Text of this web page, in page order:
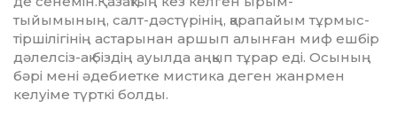
тыйымының, салт-дәстүрінің, қарапайым тұр­мыс-
тіршілігінің астарынан аршып алын­ған миф ешбір
дәлелсіз-ақ біздің ауылда аңқып тұрар еді. Осы­ның
бәрі мені әдебиетке мис­тика деген жанрмен
келуіме түрткі болды.